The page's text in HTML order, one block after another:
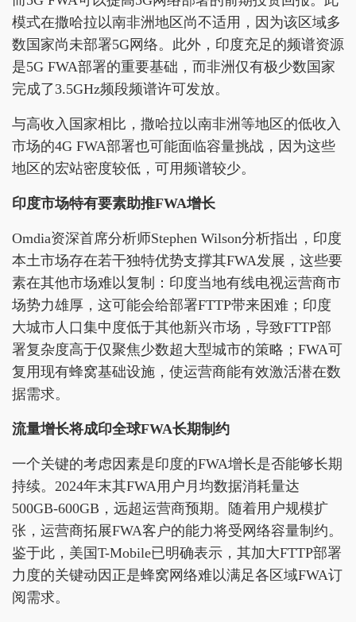
模式在撒哈拉以南非洲地区尚不适用，因为该区域多
数国家尚未部署5G网络。此外，印度充足的频谱资源
是5G FWA部署的重要基础，而非洲仅有极少数国家
完成了3.5GHz频段频谱许可发放。
与高收入国家相比，撒哈拉以南非洲等地区的低收入
市场的4G FWA部署也可能面临容量挑战，因为这些
地区的宏站密度较低，可用频谱较少。
印度市场特有要素助推FWA增长
Omdia资深首席分析师Stephen Wilson分析指出，印度
本土市场存在若干独特优势支撑其FWA发展，这些要
素在其他市场难以复制：印度当地有线电视运营商市
场势力雄厚，这可能会给部署FTTP带来困难；印度
大城市人口集中度低于其他新兴市场，导致FTTP部
署复杂度高于仅聚焦少数超大型城市的策略；FWA可
复用现有蜂窝基础设施，使运营商能有效激活潜在数
据需求。
流量增长将成印全球FWA长期制约
一个关键的考虑因素是印度的FWA增长是否能够长期
持续。2024年末其FWA用户月均数据消耗量达
500GB-600GB，远超运营商预期。随着用户规模扩
张，运营商拓展FWA客户的能力将受网络容量制约。
鉴于此，美国T-Mobile已明确表示，其加大FTTP部署
力度的关键动因正是蜂窝网络难以满足各区域FWA订
阅需求。